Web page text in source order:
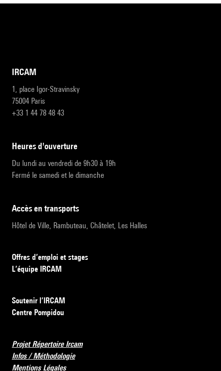
IRCAM
1, place Igor-Stravinsky
75004 Paris
+33 1 44 78 48 43
heures d'ouverture
Du lundi au vendredi de 9h30 à 19h
Fermé le samedi et le dimanche
accès en transports
Hôtel de Ville, Rambuteau, Châtelet, Les Halles
Offres d’emploi et stages
L’équipe IRCAM
Soutenir l’IRCAM
Centre Pompidou
Projet Répertoire Ircam
Infos / Méthodologie
Mentions Légales